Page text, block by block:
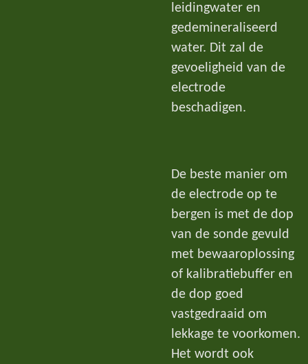
leidingwater en
gedemineraliseerd
water. Dit zal de
gevoeligheid van de
electrode
beschadigen.
De beste manier om
de electrode op te
bergen is met de dop
van de sonde gevuld
met bewaaroplossing
of kalibratiebuffer en
de dop goed
vastgedraaid om
lekkage te voorkomen.
Het wordt ook